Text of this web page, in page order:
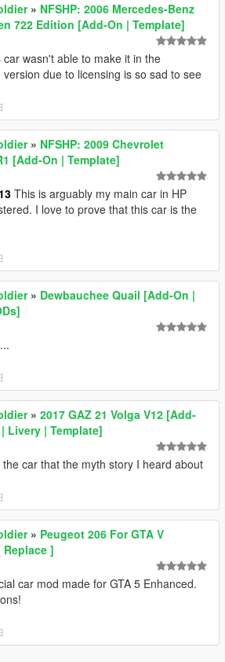
» NFSHP: 2006 Mercedes-Benz
722 Edition [Add-On | Template]
wasn't able to make it in the
version due to licensing is so sad to see
» NFSHP: 2009 Chevrolet
[Add-On | Template]
This is arguably my main car in HP
I love to prove that this car is the
» Dewbauchee Quail [Add-On |
» 2017 GAZ 21 Volga V12 [Add-
Livery | Template]
the car that the myth story I heard about
» Peugeot 206 For GTA V
]
car mod made for GTA 5 Enhanced.